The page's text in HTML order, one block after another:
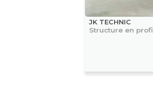
JK TECHNIC
Structure en